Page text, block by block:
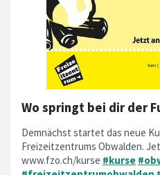
Wo springt bei dir der
Demnächst startet das neue
Freizeitzentrums Obwalden.
www.fzo.ch/kurse #kurse